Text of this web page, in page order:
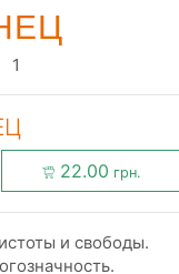
1
22.00 грн.
и свободы.